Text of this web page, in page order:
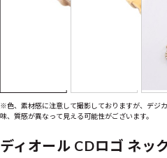
※色、素材感に注意して撮影しておりますが、デジ
味、質感が異なって見える可能性がございます。
ディオール CDロゴ ネッ